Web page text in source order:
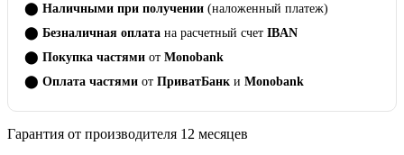
⬤ Наличными при получении (наложенный платеж)
⬤ Безналичная оплата на расчетный счет IBAN
⬤ Покупка частями от Monobank
⬤ Оплата частями от ПриватБанк и Monobank
Гарантия от производителя 12 месяцев